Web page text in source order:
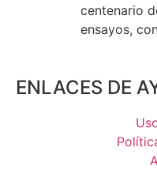
centenario
ensayos,
ENLACES DE